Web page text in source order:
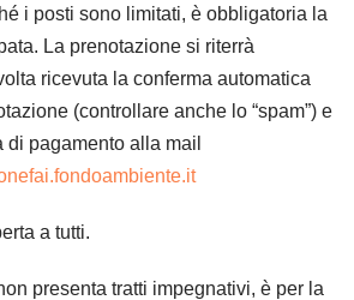
i posti sono limitati, è obbligatoria la
La prenotazione si riterrà
ricevuta la conferma automatica
(controllare anche lo “spam”) e
di pagamento alla mail
a tutti.
presenta tratti impegnativi, è per la